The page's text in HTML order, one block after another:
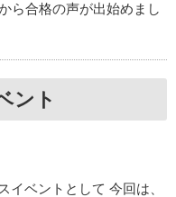
ら合格の声が出始めまし
ント
イベントとして 今回は、